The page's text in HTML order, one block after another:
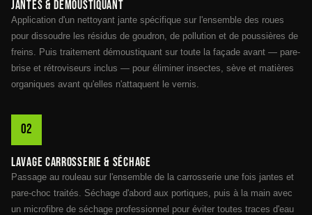
Jantes & démoustiquant
Application d'un nettoyant jante spécifique sur l'ensemble des roues
pour dissoudre les résidus de goudron, de pollution et de poussières de
freins. Puis traitement démoustiquant sur toute la façade avant — pare-
brise et rétroviseurs inclus — pour éliminer insectes, sève et matières
organiques avant qu'elles n'attaquent le vernis.
Lavage carrosserie & séchage
Passage au rouleau sur l'ensemble de la carrosserie une fois jantes et
pare-choc traités. Séchage d'abord aux portiques, puis à la main avec
un microfibre de séchage professionnel pour éviter toutes traces d'eau